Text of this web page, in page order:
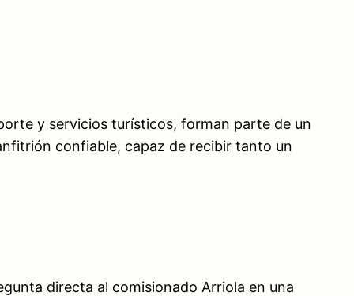
y servicios turísticos, forman parte de un
confiable, capaz de recibir tanto un
directa al comisionado Arriola en una